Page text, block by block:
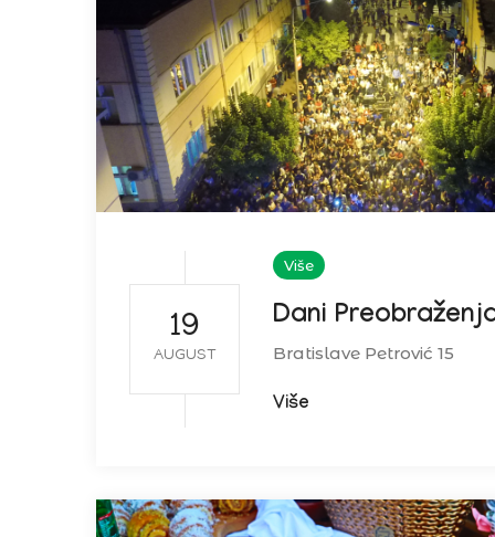
19
AUGUST
Više
Dani
Bratislave Petrović 15
Više